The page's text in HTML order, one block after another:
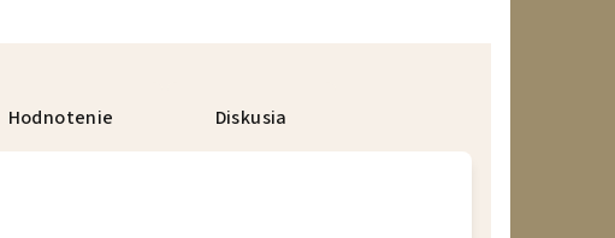
Hodnotenie Diskusia